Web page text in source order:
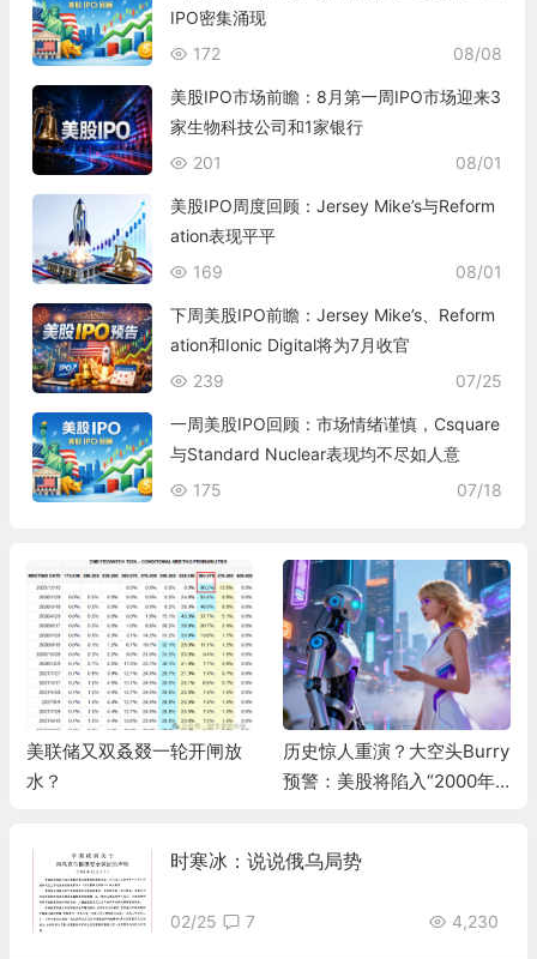
IPO密集涌现
08/08
172
美股IPO市场前瞻：8月第一周IPO市场迎来3
家生物科技公司和1家银行
08/01
201
美股IPO周度回顾：Jersey Mike’s与Reform
ation表现平平
08/01
169
下周美股IPO前瞻：Jersey Mike’s、Reform
ation和Ionic Digital将为7月收官
07/25
239
一周美股IPO回顾：市场情绪谨慎，Csquare
与Standard Nuclear表现均不尽如人意
07/18
175
美联储又双叒叕一轮开闸放
水？
历史惊人重演？大空头Burry
预警：美股将陷入“2000年
时寒冰：说说俄乌局势
02/25 4,230
7